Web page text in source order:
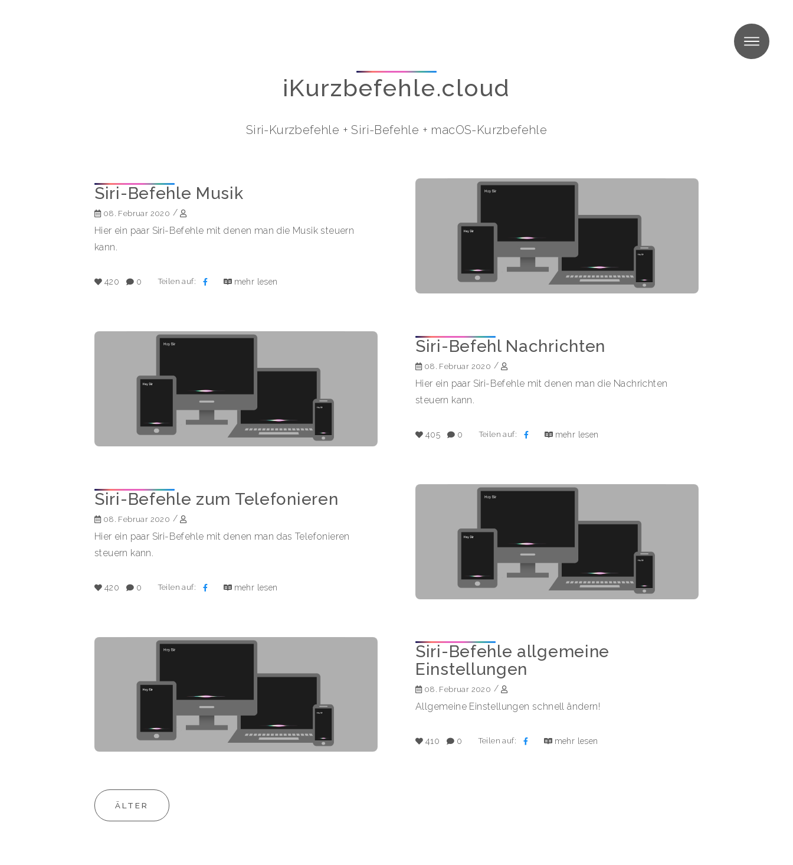
iKurzbefehle.cloud
Siri-Kurzbefehle +Siri-Befehle + macOS-Kurzbefehle
Siri-Befehle Musik
08. Februar 2020 /
Hier ein paar Siri-Befehle mit denen man die Musik steuern
kann.
420 0 Teilen auf: mehr lesen
Siri-Befehl Nachrichten
08. Februar 2020 /
Hier ein paar Siri-Befehle mit denen man die Nachrichten
steuern kann.
405 0 Teilen auf: mehr lesen
Siri-Befehle zum Telefonieren
08. Februar 2020 /
Hier ein paar Siri-Befehle mit denen man das Telefonieren
steuern kann.
420 0 Teilen auf: mehr lesen
Siri-Befehle allgemeine
Einstellungen
08. Februar 2020 /
Allgemeine Einstellungen schnell ändern!
410 0 Teilen auf: mehr lesen
ÄLTER